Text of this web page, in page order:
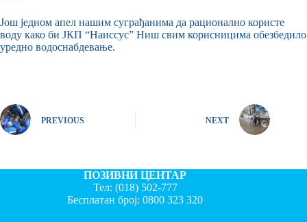
Још једном апел нашим суграђанима да рационално користе
воду како би ЈКП “Наиссус” Ниш свим корисницима обезбедило
уредно водоснабдевање.
PREVIOUS NEXT
ПОЗИВНИ ЦЕНТАР
Тел: (018) 502-777
Бесплатан број:0800 323 320